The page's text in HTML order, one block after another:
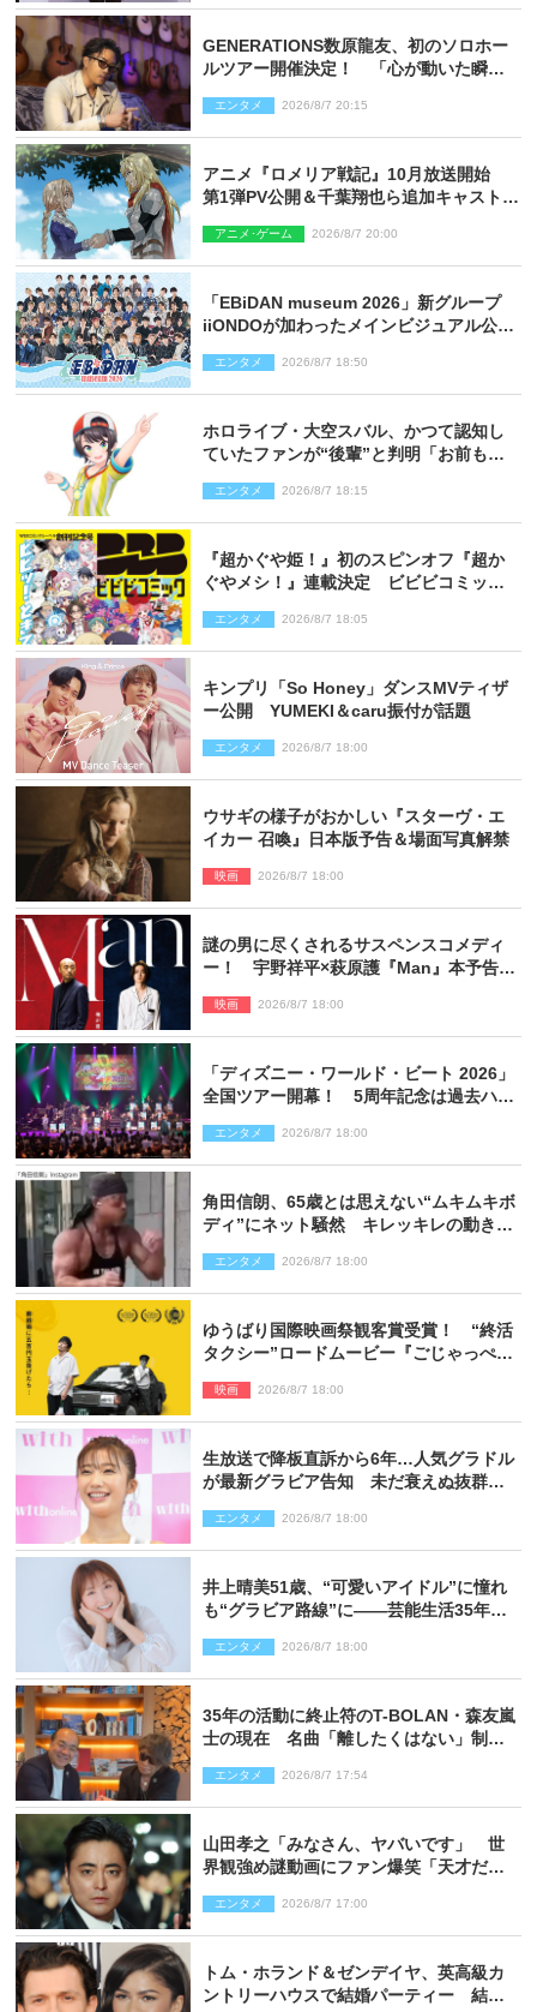
GENERATIONS数原龍友、初のソロホー
ルツアー開催決定！ 「心が動いた瞬間
エンタメ 2026/8/7 20:15
アニメ『ロメリア戦記』10月放送開始
第1弾PV公開＆千葉翔也ら追加キャスト4
アニメ･ゲーム 2026/8/7 20:00
「EBiDAN museum 2026」新グループ
iiONDOが加わったメインビジュアル公
エンタメ 2026/8/7 18:50
ホロライブ・大空スバル、かつて認知し
ていたファンが“後輩”と判明「お前もし
エンタメ 2026/8/7 18:15
『超かぐや姫！』初のスピンオフ『超か
ぐやメシ！』連載決定 ビビビコミック
エンタメ 2026/8/7 18:05
キンプリ「So Honey」ダンスMVティザ
ー公開 YUMEKI＆caru振付が話題
エンタメ 2026/8/7 18:00
ウサギの様子がおかしい『スターヴ・エ
イカー 召喚』日本版予告＆場面写真解禁
映画 2026/8/7 18:00
謎の男に尽くされるサスペンスコメディ
ー！ 宇野祥平×萩原護『Man』本予告＆
映画 2026/8/7 18:00
「ディズニー・ワールド・ビート 2026」
全国ツアー開幕！ 5周年記念は過去ハイ
ポート】
エンタメ 2026/8/7 18:00
角田信朗、65歳とは思えない“ムキムキボ
ディ”にネット騒然 キレッキレの動きを
エンタメ 2026/8/7 18:00
ゆうばり国際映画祭観客賞受賞！ “終活
タクシー”ロードムービー『ごじゃっぺタ
映画 2026/8/7 18:00
生放送で降板直訴から6年…人気グラドル
が最新グラビア告知 未だ衰えぬ抜群ス
エンタメ 2026/8/7 18:00
井上晴美51歳、“可愛いアイドル”に憧れ
も“グラビア路線”に――芸能生活35年を
エンタメ 2026/8/7 18:00
35年の活動に終止符のT-BOLAN・森友嵐
士の現在 名曲「離したくはない」制作
エンタメ 2026/8/7 17:54
山田孝之「みなさん、ヤバいです」 世
界観強め謎動画にファン爆笑「天才だ
エンタメ 2026/8/7 17:00
トム・ホランド＆ゼンデイヤ、英高級カ
ントリーハウスで結婚パーティー 結婚